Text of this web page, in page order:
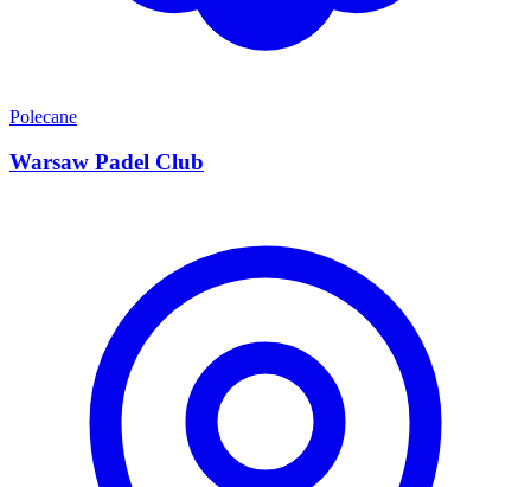
Polecane
Warsaw Padel Club